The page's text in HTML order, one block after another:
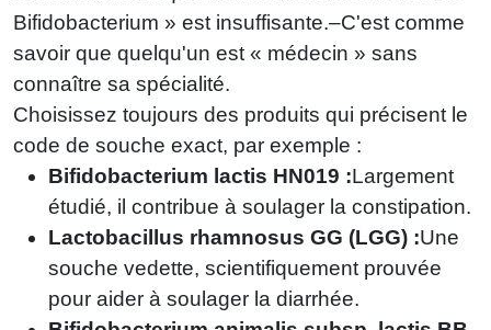
Bifidobacterium » est insuffisante.–C'est comme
savoir que quelqu'un est « médecin » sans
connaître sa spécialité.
Choisissez toujours des produits qui précisent le
code de souche exact, par exemple :
Bifidobacterium lactis HN019 :Largement
étudié, il contribue à soulager la constipation.
Lactobacillus rhamnosus GG (LGG) :Une
souche vedette, scientifiquement prouvée
pour aider à soulager la diarrhée.